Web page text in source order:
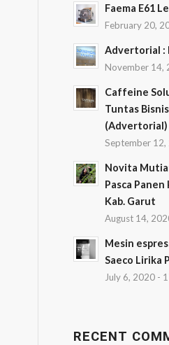
Faema E61
February 20,
Advertorial :
November 14,
Caffeine
Tuntas
(Advertorial)
September
Novita
Pasca
Kab. Garut
August 14,
Mesin
Saeco Lirika
July 6, 2020 -
RECENT